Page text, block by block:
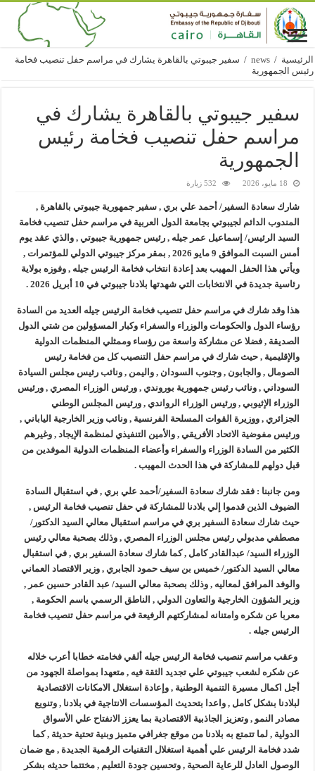
الرئيسية /
news
/ سفير جيبوتي بالقاهرة يشارك في مراسم حفل تنصيب فخامة
رئيس الجمهورية
سفير جيبوتي بالقاهرة يشارك في
مراسم حفل تنصيب فخامة رئيس
الجمهورية
18 مايو، 2026 532 زيارة
شارك سعادة السفير/ أحمد علي بري , سفير جمهورية جيبوتي بالقاهرة ,
المندوب الدائم لجيبوتي بجامعة الدول العربية في مراسم حفل تنصيب فخامة
السيد الرئيس/ إسماعيل عمر جيله , رئيس جمهورية جيبوتي , والذي عقد يوم
أمس السبت الموافق 9 مايو 2026 , بمقر مركز جيبوتي الدولي للمؤتمرات ,
ويأتي هذا الحفل المهيب بعد إعادة انتخاب فخامة الرئيس جيله , وفوزه بولاية
رئاسية جديدة في الانتخابات التي شهدتها بلادنا جيبوتي في 10 أبريل 2026 .
هذا وقد شارك في مراسم حفل تنصيب فخامة الرئيس جيله العديد من السادة
رؤساء الدول والحكومات والوزراء والسفراء وكبار المسؤولين من شتي الدول
الصديقة , فضلا عن مشاركة واسعة من رؤساء وممثلي المنظمات الدولية
والإقليمية , حيث شارك في مراسم حفل التنصيب كل من فخامة رئيس
الصومال , والجابون , وجنوب السودان , واليمن , ونائب رئيس مجلس السيادة
السوداني , ونائب رئيس جمهورية بوروندي , ورئيس الوزراء المصري , ورئيس
الوزراء الإثيوبي , ورئيس الوزراء الرواندي , ورئيس المجلس الوطني
الجزائري , ووزيرة القوات المسلحة الفرنسية , ونائب وزير الخارجية الياباني ,
ورئيس مفوضية الاتحاد الأفريقي , والأمين التنفيذي لمنظمة الإيجاد , وغيرهم
الكثير من السادة الوزراء والسفراء وأعضاء المنظمات الدولية الموفدين من
قبل دولهم للمشاركة في هذا الحدث المهيب .
ومن جانبنا : فقد شارك سعادة السفير/أحمد علي بري , في استقبال السادة
الضيوف الذين قدموا إلي بلادنا للمشاركة في حفل تنصيب فخامة الرئيس ,
حيث شارك سعادة السفير بري في مراسم استقبال معالي السيد الدكتور/
مصطفي مدبولي رئيس مجلس الوزراء المصري , وذلك بصحبة معالي رئيس
الوزراء السيد/ عبدالقادر كامل , كما شارك سعادة السفير بري , في استقبال
معالي السيد الدكتور/ خميس بن سيف حمود الجابري , وزير الاقتصاد العماني
والوفد المرافق لمعاليه , وذلك بصحبة معالي السيد/ عبد القادر حسين عمر ,
وزير الشؤون الخارجية والتعاون الدولي , الناطق الرسمي باسم الحكومة ,
معربا عن شكره وامتنانه لمشاركتهم الرفيعة في مراسم حفل تنصيب فخامة
الرئيس جيله .
وعقب مراسم تنصيب فخامة الرئيس جيله ألقي فخامته خطابا أعرب خلاله
عن شكره لشعب جيبوتي علي تجديد الثقة فيه , متعهدا بمواصلة الجهود من
أجل اكمال مسيرة التنمية الوطنية , وإعادة استغلال الامكانات الاقتصادية
لبلادنا بشكل كامل , واعدا بتحديث المؤسسات الانتاجية في بلادنا , وتنويع
مصادر النمو , وتعزيز الجاذبية الاقتصادية بما يعزز الانفتاح علي الأسواق
الدولية , لما تتمتع به بلادنا من موقع جغرافي متميز وبنية تحتية حديثة , كما
شدد فخامة الرئيس علي أهمية استغلال التقنيات الرقمية الجديدة , مع ضمان
الوصول العادل للرعاية الصحية , وتحسين جودة التعليم , مختتما حديثه بشكر